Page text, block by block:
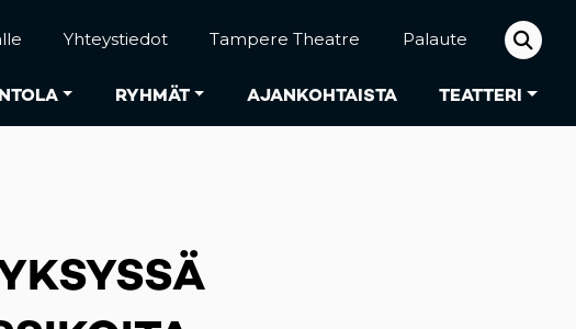
RYHMÄT AJANKOHTAISTA TEATTERI
Yhteystiedot Tampere Theatre Palaute